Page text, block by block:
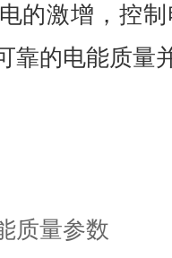
的激增，控
靠的电能质量
质量参数